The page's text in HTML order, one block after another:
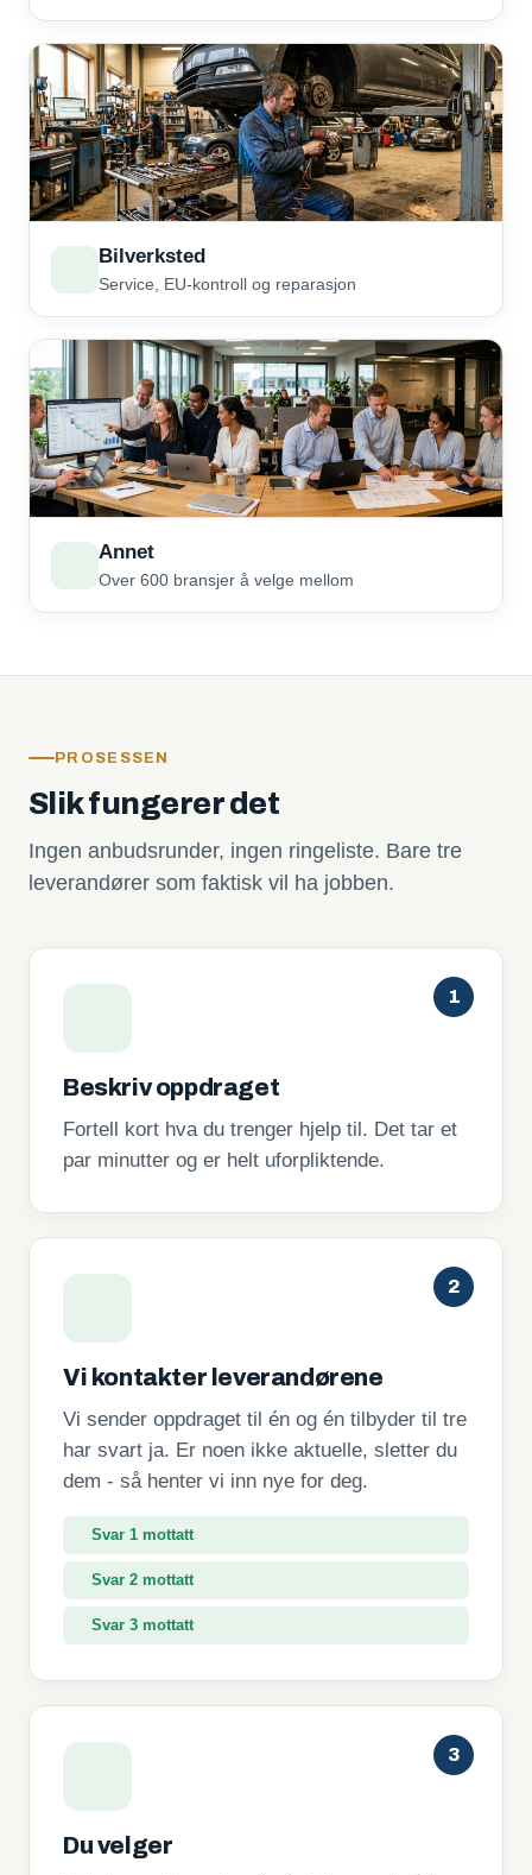
Bilverksted
Service, EU-kontroll og reparasjon
Annet
Over 600 bransjer å velge mellom
PROSESSEN
Slik fungerer det
Ingen anbudsrunder, ingen ringeliste. Bare tre
leverandører som faktisk vil ha jobben.
1
Beskriv oppdraget
Fortell kort hva du trenger hjelp til. Det tar et
par minutter og er helt uforpliktende.
2
Vi kontakter leverandørene
Vi sender oppdraget til én og én tilbyder til tre
har svart ja. Er noen ikke aktuelle, sletter du
dem - så henter vi inn nye for deg.
Svar 2 mottatt
Svar 3 mottatt
3
Du velger